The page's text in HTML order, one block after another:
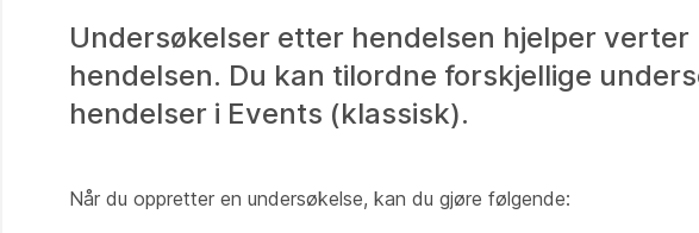
Undersøkelser etter hendelsen hjelper
hendelsen. Du kan tilordne forskjellige
hendelser i Events (klassisk).
Når du oppretter en undersøkelse, kan du gjøre følgende: